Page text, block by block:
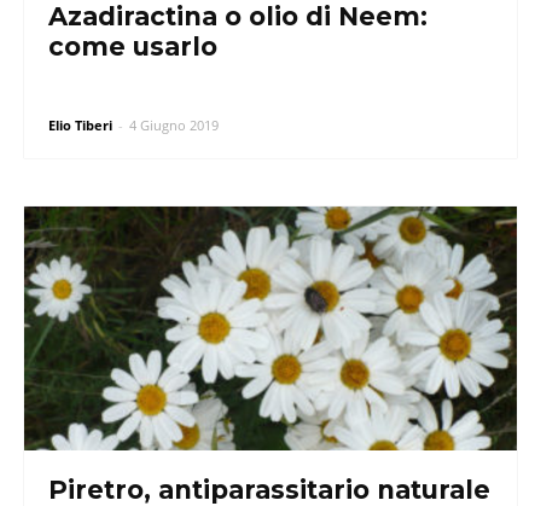
Azadiractina o olio di Neem:
come usarlo
Elio Tiberi - 4 Giugno 2019
Piretro, antiparassitario naturale